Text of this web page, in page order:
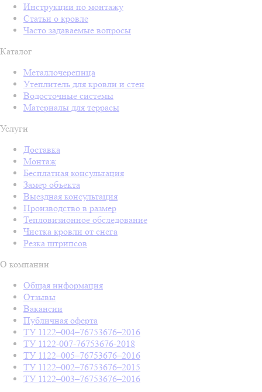
Инструкции по монтажу
Статьи о кровле
Часто задаваемые вопросы
Каталог
Металлочерепица
Утеплитель для кровли и стен
Водосточные системы
Материалы для террасы
Услуги
Доставка
Монтаж
Бесплатная консультация
Замер объекта
Выездная консультация
Производство в размер
Тепловизионное обследование
Чистка кровли от снега
Резка штрипсов
О компании
Общая информация
Отзывы
Вакансии
Публичная оферта
ТУ 1122–004–76753676–2016
ТУ 1122-007-76753676-2018
ТУ 1122–005–76753676–2016
ТУ 1122–002–76753676–2015
ТУ 1122–003–76753676–2016